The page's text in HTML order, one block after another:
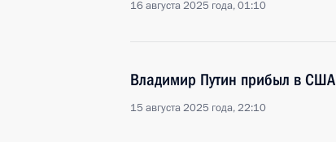
16 августа 2025 года, 01:10
Владимир Путин прибыл в США
15 августа 2025 года, 22:10